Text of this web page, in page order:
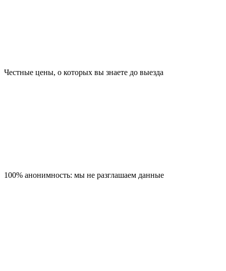
Честные цены, о которых вы знаете до выезда
100% анонимность: мы не разглашаем данные